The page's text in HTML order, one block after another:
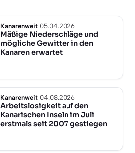
Kanarenweit 05.04.2026
Mäßige Niederschläge und
mögliche Gewitter in den
Kanaren erwartet
Kanarenweit 04.08.2026
Arbeitslosigkeit auf den
Kanarischen Inseln im Juli
erstmals seit 2007 gestiegen